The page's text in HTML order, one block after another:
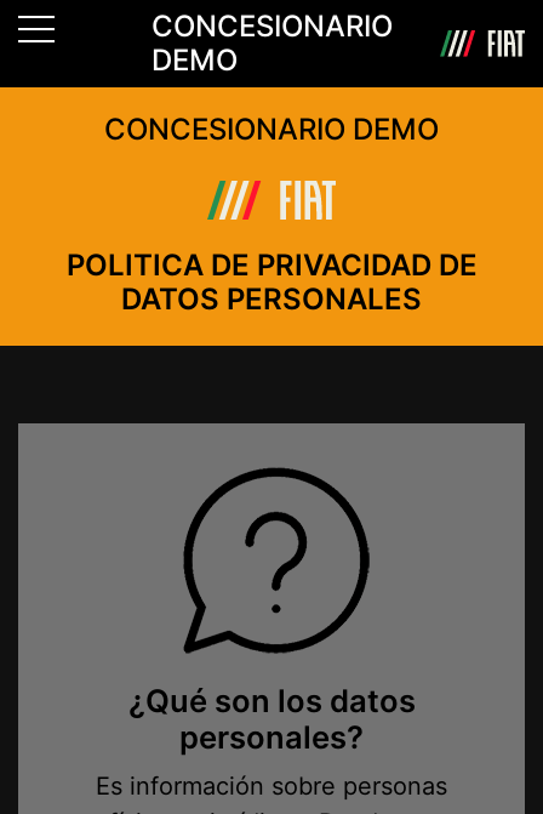
CONCESIONARIO
DEMO
CONCESIONARIO DEMO
POLITICA DE PRIVACIDAD DE
DATOS PERSONALES
¿Qué son los datos
personales?
Es información sobre personas